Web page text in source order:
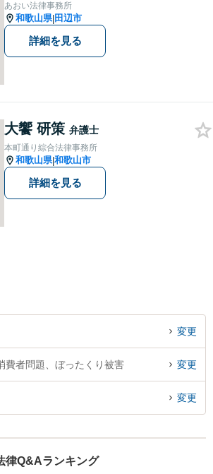
あおい法律事務所
和歌山県|田辺市
詳細を見る
大饗 研策 弁護士
本町通り綜合法律事務所
和歌山県|和歌山市
詳細を見る
変更
費者問題、ぼったくり被害 変更
変更
律Q&Aランキング